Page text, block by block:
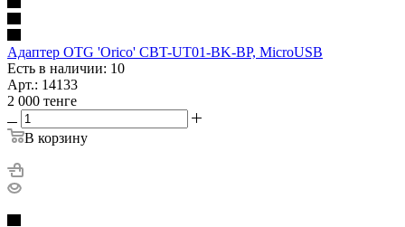
Адаптер OTG 'Orico' CBT-UT01-BK-BP, MicroUSB
Есть в наличии: 10
Арт.: 14133
2 000 тенге
В корзину